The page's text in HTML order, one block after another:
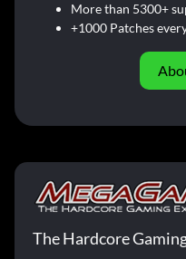
More than 5300+
+1000 Patches
The Hardcore